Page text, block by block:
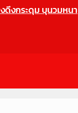
ดึงกระดุม บุนวมหนา